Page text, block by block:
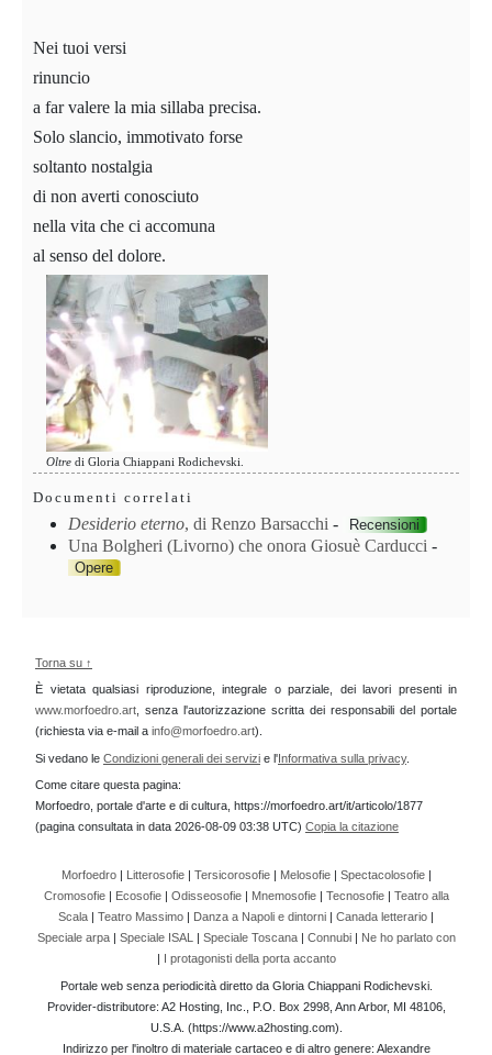
Nei tuoi versi
rinuncio
a far valere la mia sillaba precisa.
Solo slancio, immotivato forse
soltanto nostalgia
di non averti conosciuto
nella vita che ci accomuna
al senso del dolore.
Oltre di Gloria Chiappani Rodichevski.
Documenti correlati
Desiderio eterno, di Renzo Barsacchi - Recensioni
Una Bolgheri (Livorno) che onora Giosuè Carducci -
Opere
Torna su ↑
È vietata qualsiasi riproduzione, integrale o parziale, dei lavori presenti in
www.morfoedro.art , senza l'autorizzazione scritta dei responsabili del portale
(richiesta via e-mail a info@morfoedro.art).
Si vedano le Condizioni generali dei servizi e l'Informativa sulla privacy.
Come citare questa pagina:
Morfoedro, portale d'arte e di cultura, https://morfoedro.art/it/articolo/1877
(pagina consultata in data 2026-08-09 03:38 UTC) Copia la citazione
Morfoedro| Litterosofie| Tersicorosofie| Melosofie| Spectacolosofie|
Cromosofie| Ecosofie| Odisseosofie| Mnemosofie| Tecnosofie| Teatro alla
Scala | Teatro Massimo | Danza a Napoli e dintorni | Canada letterario |
Speciale arpa| Speciale ISAL | Speciale Toscana| Connubi| Ne ho parlato con
| I protagonisti della porta accanto
Portale web senza periodicità diretto da Gloria Chiappani Rodichevski.
Provider-distributore: A2 Hosting, Inc., P.O. Box 2998, Ann Arbor, MI 48106,
U.S.A. (https://www.a2hosting.com).
Indirizzo per l'inoltro di materiale cartaceo e di altro genere: Alexandre